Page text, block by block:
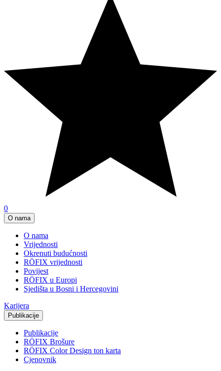
0
O nama
O nama
Vrijednosti
Okrenuti budućnosti
RÖFIX vrijednosti
Povijest
RÖFIX u Europi
Sjedišta u Bosni i Hercegovini
Karijera
Publikacije
Publikacije
RÖFIX Brošure
RÖFIX Color Design ton karta
Cjenovnik